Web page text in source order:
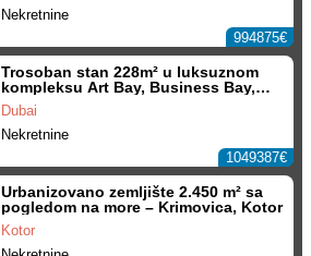
Nekretnine
994875€
Trosoban stan 228m² u luksuznom
kompleksu Art Bay, Business Bay,
Dubai
Dubai
Nekretnine
1049387€
Urbanizovano zemljište 2.450 m² sa
pogledom na more – Krimovica, Kotor
Kotor